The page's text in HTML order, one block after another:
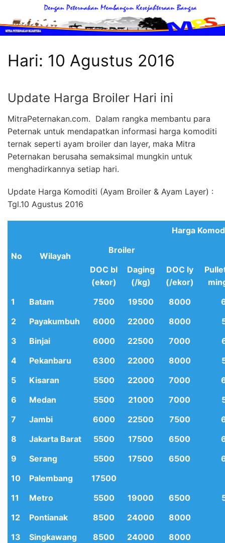
konten
Mitra
Peternakan
MItra
Sahabat
Peternak
Unggas
Hari: 10 Agustus 2016
Update Harga Broiler Hari ini
MitraPeternakan.com. Dalam rangka membantu para
Peternak untuk mendapatkan informasi harga komoditi
ternak seperti ayam broiler dan layer, maka Mitra
Peternakan berusaha semaksimal mungkin untuk
menghadirkannya setiap hari.
Update Harga Komoditi (Ayam Broiler & Ayam Layer) :
Tgl.10 Agustus 2016
No Wilayah
Harga
Broiler
DOC bl
(ekor)
Daging
(/kg)
DOC ly
(/ekor)
1
Batam 7500 19500 8000
2
Payakumbuh 6000 22000 8000
3
Binjai 6000 22500 7000
4
Pekanbaru 6300 22000 8000
5
Kisaran 5500 22000 7000
6
Medan 5500 21000 7000
7
Jambi 6000 22500 7500
8
Jakarta Barat 5500 17500 6500
9
Serang 5500 17500 6500
10
Palembang
17500
11
Metro 5500 19000 6500
12
Pontianak 8500 24000
8000
13
Singkawang 8500 24000
8000